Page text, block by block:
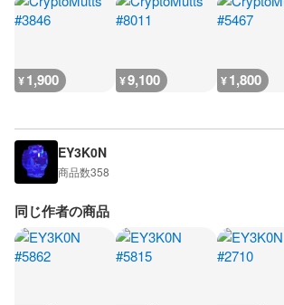
¥1,900 ¥9,100 ¥1,800
EY3K0N
商品数358
同じ作者の商品